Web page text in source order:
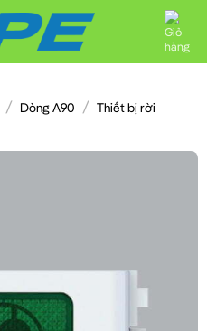
/ Dòng A90 / Thiết bị rời